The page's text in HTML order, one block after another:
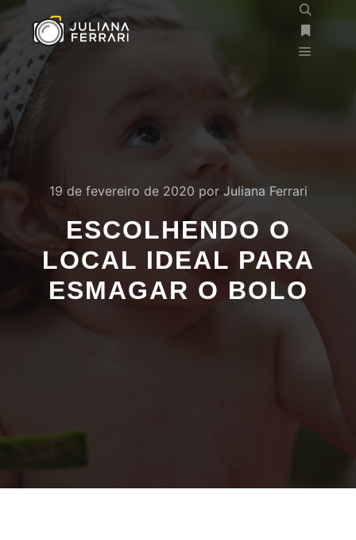
19 de fevereiro de 2020 por Juliana Ferrari
ESCOLHENDO O
LOCAL IDEAL PARA
ESMAGAR O BOLO